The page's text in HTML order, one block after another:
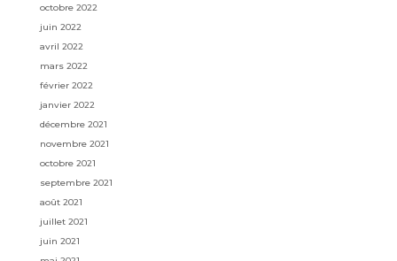
octobre 2022
juin 2022
avril 2022
mars 2022
février 2022
janvier 2022
décembre 2021
novembre 2021
octobre 2021
septembre 2021
août 2021
juillet 2021
juin 2021